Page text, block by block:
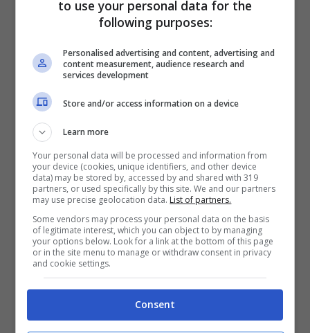
Il messaggio dell’Australia
to use your personal data for the
following purposes:
Personalised advertising and content, advertising and
content measurement, audience research and
services development
Store and/or access information on a device
Learn more
Your personal data will be processed and information from
your device (cookies, unique identifiers, and other device
data) may be stored by, accessed by and shared with 319
partners, or used specifically by this site. We and our partners
may use precise geolocation data. List of partners.
Some vendors may process your personal data on the basis
of legitimate interest, which you can object to by managing
your options below. Look for a link at the bottom of this page
or in the site menu to manage or withdraw consent in privacy
and cookie settings.
Consent